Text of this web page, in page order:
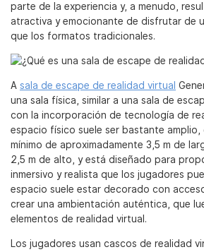
parte de la experiencia y, a menudo,
atractiva y emocionante de disfrutar de
que los formatos tradicionales.
A sala de escape de realidad virtual
una sala física, similar a una sala de
con la incorporación de tecnología de
espacio físico suele ser bastante amplio,
mínimo de aproximadamente 3,5 m de
2,5 m de alto, y está diseñado para
inmersivo y realista que los jugadores
espacio suele estar decorado con
crear una ambientación auténtica, que
elementos de realidad virtual.
Los jugadores usan cascos de realidad